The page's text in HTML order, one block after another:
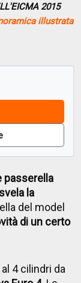
2015
illustrata
passerella
la
del model
di un certo
4 cilindri da